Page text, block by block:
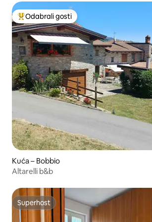
Među najviše rangiranima s oznakom
Odabrali gosti
Kuća – Bobbio
Altarelli b&b
Superhost
Superhost